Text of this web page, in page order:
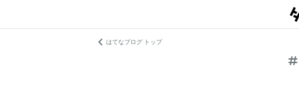
はてなブログ トップ